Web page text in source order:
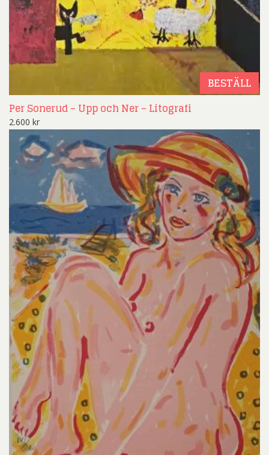
BESTÄLL
Per Sonerud – Upp och Ner – Litografi
2.600 kr